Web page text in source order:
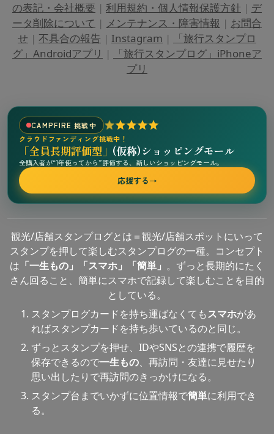
の表記・会社概要 | 利用規約・個人情報保護方針 | デ
ータ削除について | メンテナンス・障害情報 | お問合
せ | 不具合の報告 | Instagram |
「旅行スタンプロ
グ」Androidアプリ |
「旅行スタンプログ」iPhoneア
プリ
CAMPFIRE 挑戦中
クラウドファンディング挑戦中！
「全員長期評価型」 (仮称)ショッピングモール
全購入者が“1年使ってから”評価する、新しいショッピングモール。
応援する→
観光/店舗スタンプログとは＝観光/店舗スポットにいって
スタンプを押して楽しむスタンプログの一種。コンセプト
は 「一生もの」「スマホ」「簡単」 。ずっと長期的にたく
さん回ること、簡単にスマホで記録して楽しむことを目的
としている。
スタンプログカードを持ち運ばなくてもスマホがあ
ればスタンプカードを持ち歩いているのと同じ。
ずっとスタンプを押せ、IDやSNSとの連携で履歴を
保存できるので一生もの、再訪問・友達に見せたり
思い出したりで再訪問のきっかけになる。
スタンプ台までいかずに位置情報で簡単に利用でき
る。